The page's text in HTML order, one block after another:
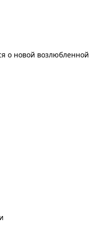
о новой возлюбленной